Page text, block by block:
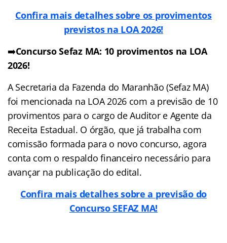
Confira mais detalhes sobre os provimentos
previstos na LOA 2026!
➡️Concurso Sefaz MA: 10 provimentos na LOA
2026!
A Secretaria da Fazenda do Maranhão (Sefaz MA)
foi mencionada na LOA 2026 com a previsão de 10
provimentos para o cargo de Auditor e Agente da
Receita Estadual. O órgão, que já trabalha com
comissão formada para o novo concurso, agora
conta com o respaldo financeiro necessário para
avançar na publicação do edital.
Confira mais detalhes sobre a previsão do
Concurso SEFAZ MA!